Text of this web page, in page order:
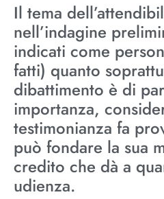
Il tema
nell’indagine
indicati come
fatti) quanto
dibattimento è di
importanza,
testimonianza fa
può fondare la sua
credito che dà a
udienza.